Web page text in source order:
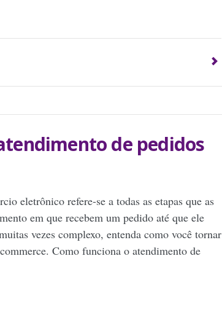
de pedidos
eletrônico refere-se a todas as etapas que as
em que recebem um pedido até que ele
vezes complexo, entenda como você tornar
Como funciona o atendimento de